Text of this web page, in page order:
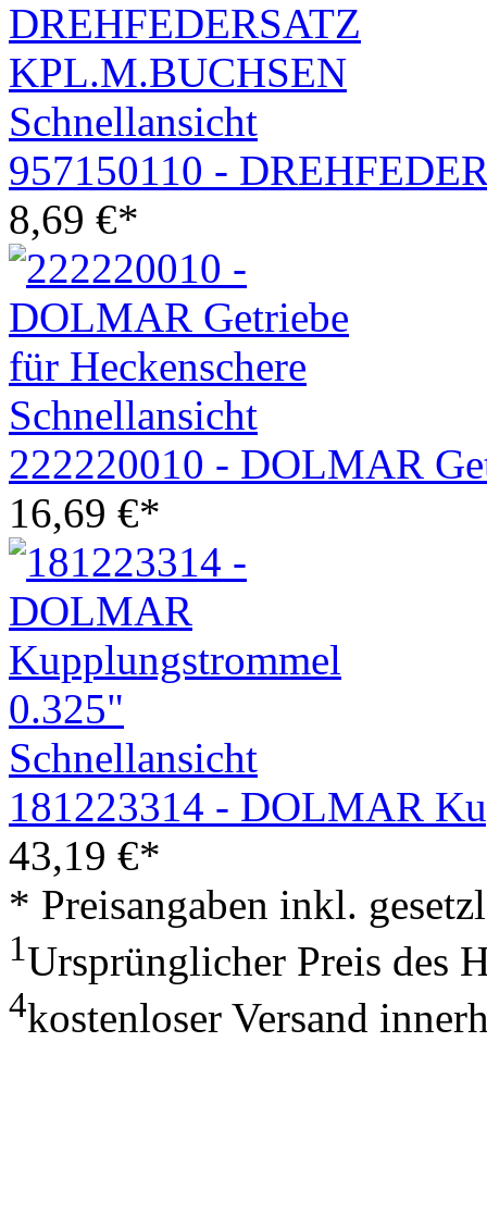
Schnellansicht
957150110 -
8,69 €*
Schnellansicht
222220010 - DOLMAR
16,69 €*
Schnellansicht
181223314 - DOLMAR
43,19 €*
* Preisangaben inkl.
1Ursprünglicher Preis des
4kostenloser Versand